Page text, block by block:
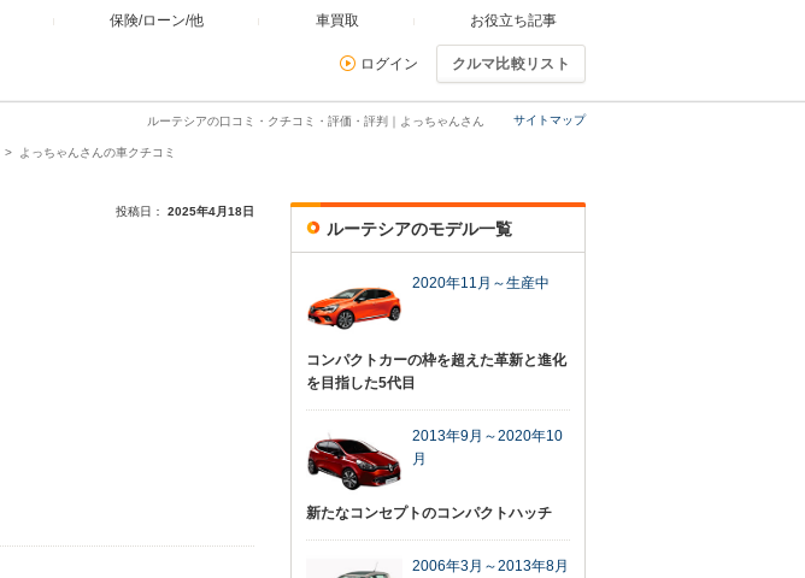
保険/ローン/他 車買取 お役立ち記事
ログイン クルマ比較リスト
サイトマップ
ルーテシアの口コミ・クチコミ・評価・評判｜よっちゃんさん
よっちゃんさんの車クチコミ
投稿日： 2025年4月18日
ルーテシアのモデル一覧
2020年11月～生産中
コンパクトカーの枠を超えた革新と進化
を目指した5代目
2013年9月～2020年10
月
新たなコンセプトのコンパクトハッチ
2006年3月～2013年8月